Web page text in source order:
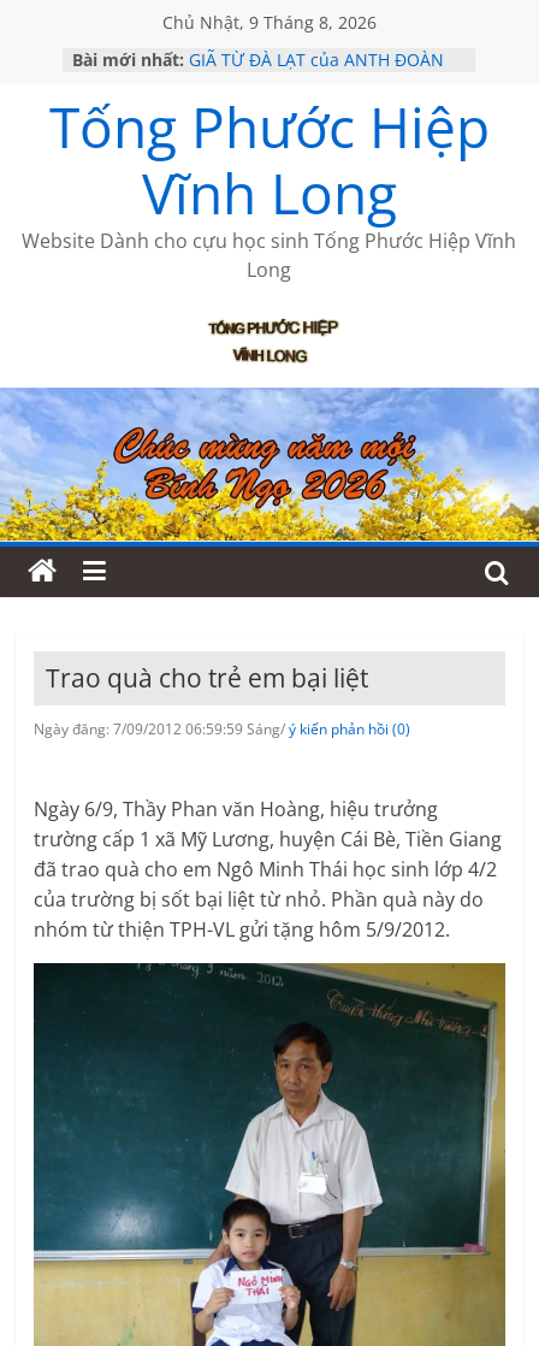
Chủ Nhật, 9 Tháng 8, 2026
Bài mới nhất: GIÃ TỪ ĐÀ LẠT của ANTH ĐOÀN
KHÔNG ĐỀ 20 CỦA THÁI LÃO
KHÔNG ĐỀ 19 CỦA THÁI LÃO
CHÙM THƠ CỦA BÍCH HÀ
Tống Phước Hiệp
Vĩnh Long
Website Dành cho cựu học sinh Tống Phước Hiệp Vĩnh
Long
Trao quà cho trẻ em bại liệt
Ngày đăng: 7/09/2012 06:59:59 Sáng/ý kiến phản hồi (0)
Ngày 6/9, Thầy Phan văn Hoàng, hiệu trưởng
trường cấp 1 xã Mỹ Lương, huyện Cái Bè, Tiền Giang
đã trao quà cho em Ngô Minh Thái học sinh lớp 4/2
của trường bị sốt bại liệt từ nhỏ. Phần quà này do
nhóm từ thiện TPH-VL gửi tặng hôm 5/9/2012.